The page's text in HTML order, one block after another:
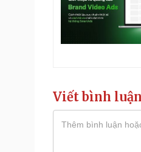
Viết bình luận